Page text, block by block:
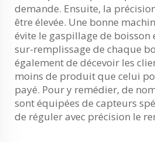
demande. Ensuite, la
être élevée. Une bonne
évite le gaspillage de boisson
sur-remplissage de chaque
également de décevoir les
moins de produit que celui
payé. Pour y remédier, de
sont équipées de capteurs
de réguler avec précision le